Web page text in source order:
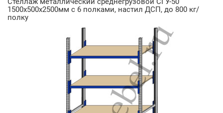
1500х500х2500мм с 6 полками, настил ДСП, до 800 кг/
полку